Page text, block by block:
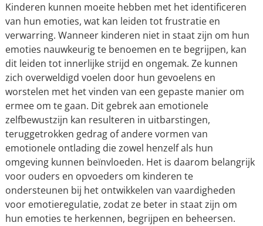
Kinderen kunnen moeite hebben met het identificeren
van hun emoties, wat kan leiden tot frustratie en
verwarring. Wanneer kinderen niet in staat zijn om hun
emoties nauwkeurig te benoemen en te begrijpen, kan
dit leiden tot innerlijke strijd en ongemak. Ze kunnen
zich overweldigd voelen door hun gevoelens en
worstelen met het vinden van een gepaste manier om
ermee om te gaan. Dit gebrek aan emotionele
zelfbewustzijn kan resulteren in uitbarstingen,
teruggetrokken gedrag of andere vormen van
emotionele ontlading die zowel henzelf als hun
omgeving kunnen beïnvloeden. Het is daarom belangrijk
voor ouders en opvoeders om kinderen te
ondersteunen bij het ontwikkelen van vaardigheden
voor emotieregulatie, zodat ze beter in staat zijn om
hun emoties te herkennen, begrijpen en beheersen.